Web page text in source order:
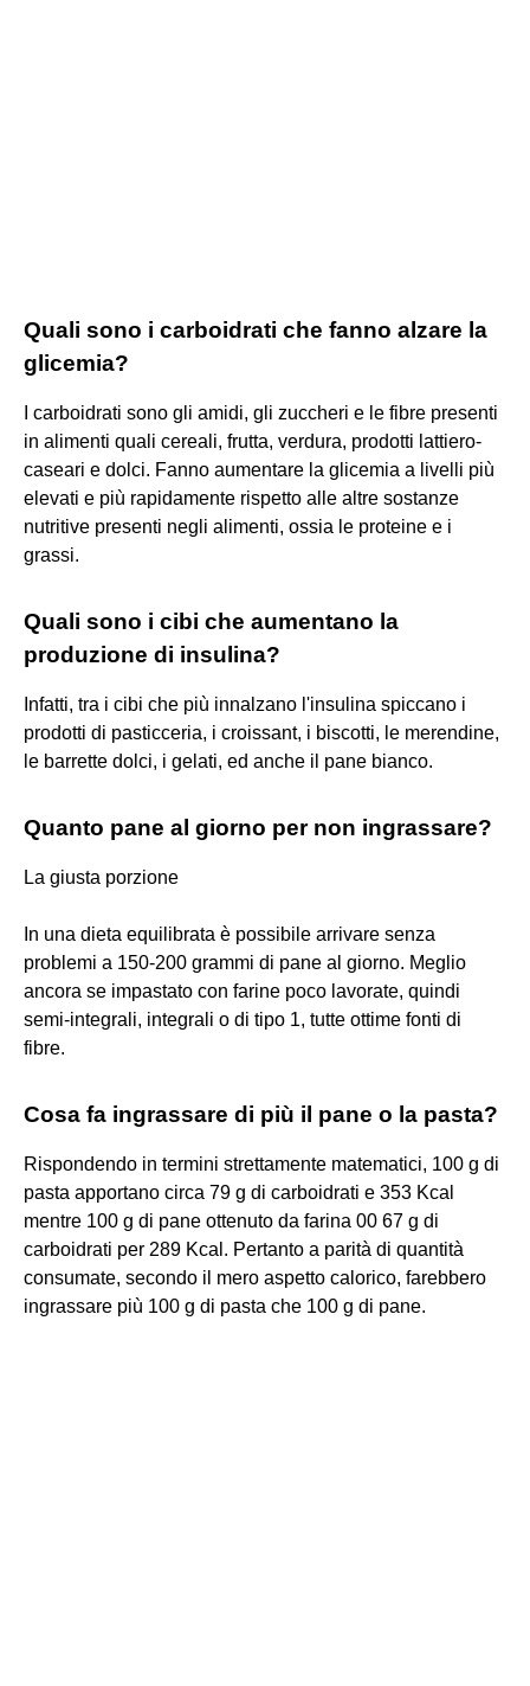
Quali sono i carboidrati che fanno alzare la
glicemia?
I carboidrati sono gli amidi, gli zuccheri e le fibre presenti
in alimenti quali cereali, frutta, verdura, prodotti lattiero-
caseari e dolci. Fanno aumentare la glicemia a livelli più
elevati e più rapidamente rispetto alle altre sostanze
nutritive presenti negli alimenti, ossia le proteine e i
grassi.
Quali sono i cibi che aumentano la
produzione di insulina?
Infatti, tra i cibi che più innalzano l'insulina spiccano i
prodotti di pasticceria, i croissant, i biscotti, le merendine,
le barrette dolci, i gelati, ed anche il pane bianco.
Quanto pane al giorno per non ingrassare?
La giusta porzione
In una dieta equilibrata è possibile arrivare senza
problemi a 150-200 grammi di pane al giorno. Meglio
ancora se impastato con farine poco lavorate, quindi
semi-integrali, integrali o di tipo 1, tutte ottime fonti di
fibre.
Cosa fa ingrassare di più il pane o la pasta?
Rispondendo in termini strettamente matematici, 100 g di
pasta apportano circa 79 g di carboidrati e 353 Kcal
mentre 100 g di pane ottenuto da farina 00 67 g di
carboidrati per 289 Kcal. Pertanto a parità di quantità
consumate, secondo il mero aspetto calorico, farebbero
ingrassare più 100 g di pasta che 100 g di pane.